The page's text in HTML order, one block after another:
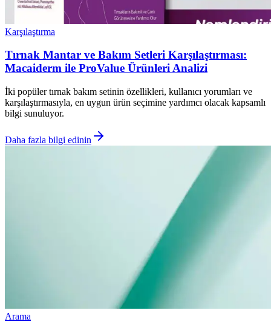
Karşılaştırma
Tırnak Mantar ve Bakım Setleri Karşılaştırması:
Macaiderm ile ProValue Ürünleri Analizi
İki popüler tırnak bakım setinin özellikleri, kullanıcı yorumları ve
karşılaştırmasıyla, en uygun ürün seçimine yardımcı olacak kapsamlı
bilgi sunuluyor.
Daha fazla bilgi edinin
Arama